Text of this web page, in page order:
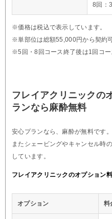
8回：
※価格は税込で表示しています。
※単部位は総額55,000円から契約
※5回・8回コース終了後は1回コー
フレイアクリニックの
ランなら麻酔無料
安心プランなら、麻酔が無料です。
またシェービングやキャンセル時
しています。
フレイアクリニックのオプション
オプション 料